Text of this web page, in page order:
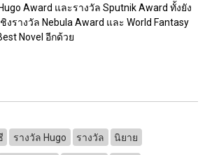
Award และรางวัล Sputnik Award ทั้งยัง
งรางวัล Nebula Award และ World Fantasy
Novel อีกด้วย
รางวัล Hugo รางวัล นิยาย